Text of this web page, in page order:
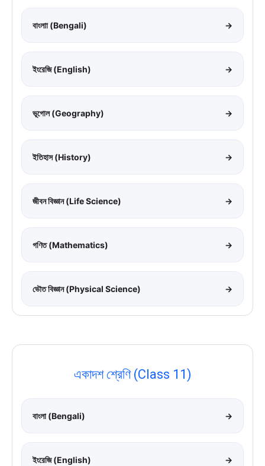
বাংলাা (Bengali) →
ইংরেজি (English) →
ভূগোল (Geography) →
ইতিহাস (History) →
জীবন বিজ্ঞান (Life Science) →
গণিত (Mathematics) →
ভৌত বিজ্ঞান (Physical Science) →
একাদশ শ্রেণি (Class 11)
বাংলা (Bengali) →
ইংরেজি (English) →